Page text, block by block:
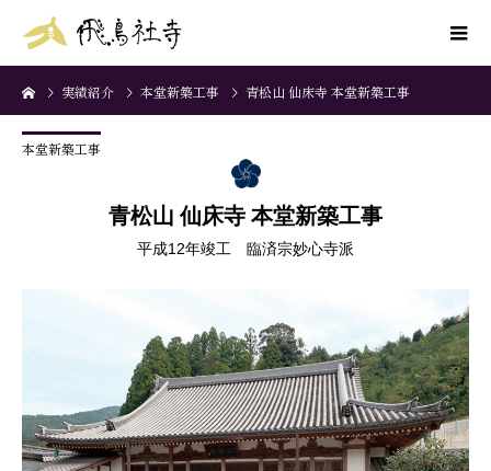
実績紹介 本堂新築工事 青松山 仙床寺 本堂新築工事
本堂新築工事
青松山 仙床寺 本堂新築工事
平成12年竣工 臨済宗妙心寺派